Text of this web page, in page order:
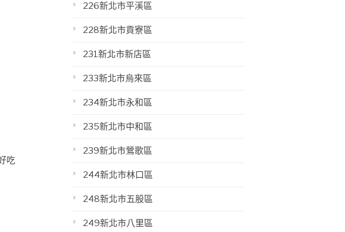
吃
226新北市平溪區
228新北市貢寮區
231新北市新店區
233新北市烏來區
234新北市永和區
235新北市中和區
239新北市鶯歌區
244新北市林口區
248新北市五股區
249新北市八里區